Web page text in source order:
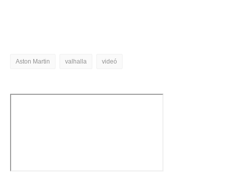
Aston Martin valhalla videó